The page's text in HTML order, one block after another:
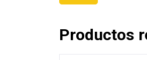
Productos